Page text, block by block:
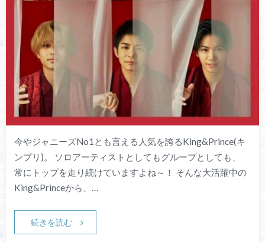
今やジャニーズNo1とも言える人気を誇るKing&Prince(キ
ンプリ)。 ソロアーティストとしてもグループとしても、
常にトップを走り続けていますよね～！ そんな大活躍中の
King&Princeから、…
続きを読む